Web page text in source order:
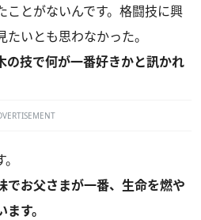
とがないんです。格闘技に興
いとも思わなかった。
技で何が一番好きかと訊かれ
お父さまが一番、生命を燃や
す。